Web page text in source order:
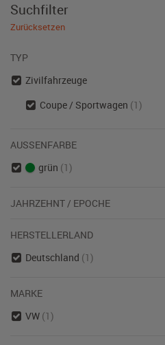
Suchfilter
Zurücksetzen
TYP
Zivilfahrzeuge
Coupe / Sportwagen (1)
AUSSENFARBE
grün (1)
JAHRZEHNT / EPOCHE
HERSTELLERLAND
Deutschland (1)
MARKE
VW (1)